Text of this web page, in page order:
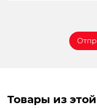
Товары из